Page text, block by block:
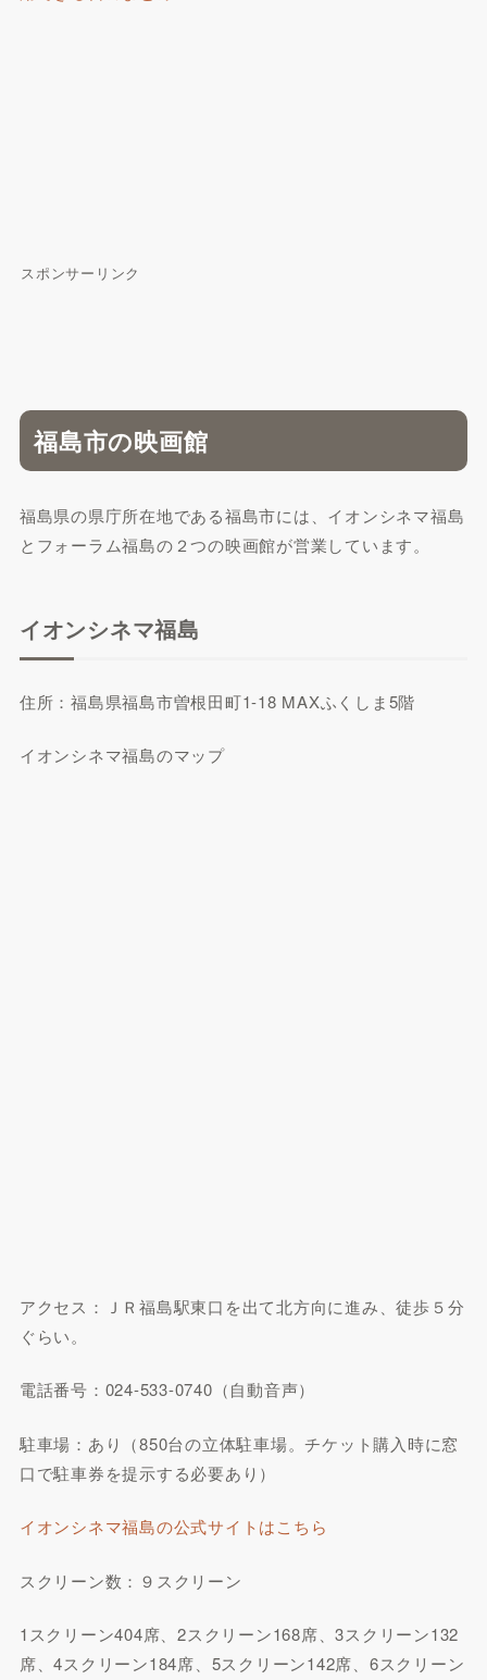
スポンサーリンク
福島市の映画館
福島県の県庁所在地である福島市には、イオンシネマ福島
とフォーラム福島の２つの映画館が営業しています。
イオンシネマ福島
住所：福島県福島市曽根田町1-18 MAXふくしま5階
イオンシネマ福島のマップ
アクセス：ＪＲ福島駅東口を出て北方向に進み、徒歩５分
ぐらい。
電話番号：024-533-0740（自動音声）
駐車場：あり（850台の立体駐車場。チケット購入時に窓
口で駐車券を提示する必要あり）
イオンシネマ福島の公式サイトはこちら
スクリーン数：９スクリーン
1スクリーン404席、2スクリーン168席、3スクリーン132
席、4スクリーン184席、5スクリーン142席、6スクリーン